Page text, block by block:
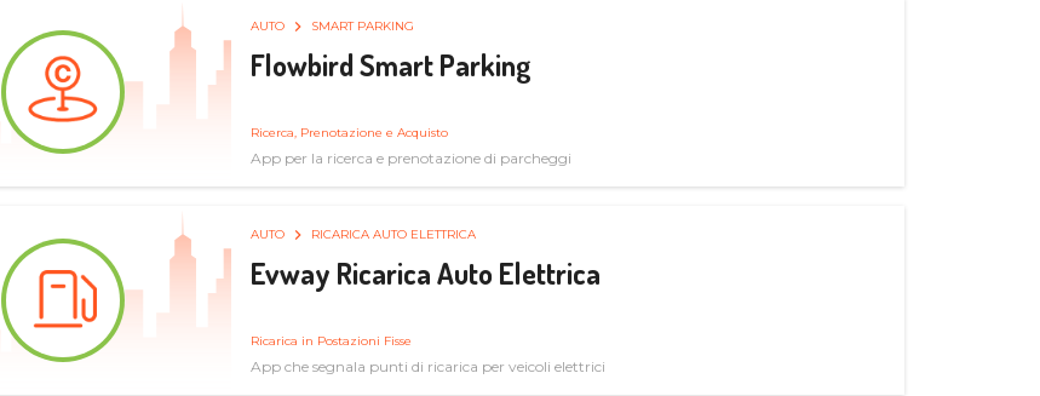
AUTO SMART PARKING
Flowbird Smart Parking
Ricerca, Prenotazione e Acquisto
App per la ricerca e prenotazione di parcheggi
AUTO RICARICA AUTO ELETTRICA
Evway Ricarica Auto Elettrica
Ricarica in Postazioni Fisse
App che segnala punti di ricarica per veicoli elettrici